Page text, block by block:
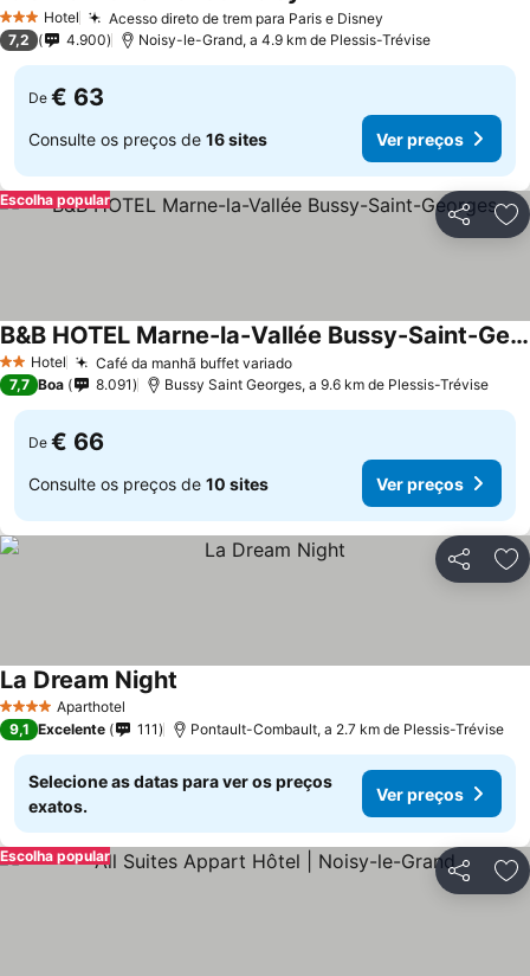
3 EstrelasHotel Acesso direto de trem para Paris e Disney
7,2 4.900 Noisy-le-Grand, a 4.9 km de Plessis-Trévise
De € 63
Consulte os preços de 16 sites Ver preços
Partilhar
Escolha popular
2 Estrelas
Hotel Café da manhã buffet variado
B&B HOTEL Marne-la-Vallée Bussy-Saint-Georges
7,7 Boa 8.091 Bussy Saint Georges, a 9.6 km de Plessis-Trévise
De € 66
Consulte os preços de 10 sites Ver preços
Partilhar
4 EstrelasAparthotel
La Dream Night
9,1 Excelente 111 Pontault-Combault, a 2.7 km de Plessis-Trévise
Selecione as datas para ver os preços
exatos.
Ver preços
Partilhar
Escolha popular